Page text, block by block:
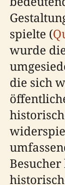
spielte (
wurde
die sich